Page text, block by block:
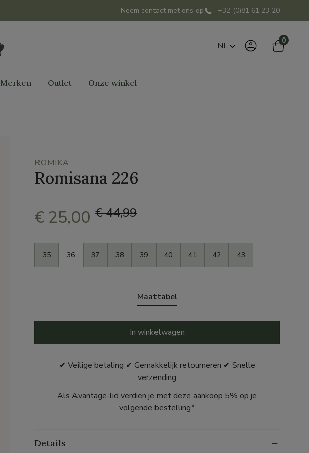
Neem contact met ons op +32 (0)81 61 23 20
NL 0
Merken Outlet Onze winkel
ROMIKA
Romisana 226
€ 25,00 € 44,99
Maat
35 36 37 38 39 40 41 42 43
Maattabel
In winkelwagen
✔ Veilige betaling ✔ Gemakkelijk retourneren ✔ Snelle
verzending
Als Avantage-lid verdien je met deze aankoop 5% op je
volgende bestelling*.
Details